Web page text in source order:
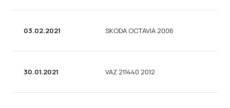
03.02.2021 SKODA OCTAVIA 2006
30.01.2021 VAZ 211440 2012